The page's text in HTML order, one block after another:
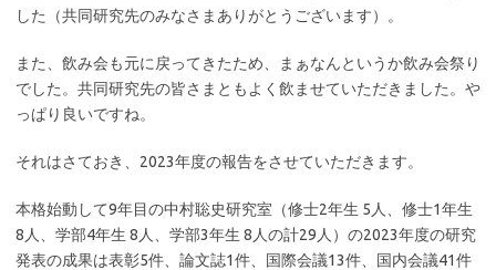
した（共同研究先のみなさまありがとうございます）。
また、飲み会も元に戻ってきたため、まぁなんというか飲み会祭り
でした。共同研究先の皆さまともよく飲ませていただきました。や
っぱり良いですね。
それはさておき、2023年度の報告をさせていただきます。
本格始動して9年目の中村聡史研究室（修士2年生 5人、修士1年生
8人、学部4年生 8人、学部3年生 8人の計29人）の2023年度の研究
発表の成果は表彰5件、論文誌1件、国際会議13件、国内会議41件